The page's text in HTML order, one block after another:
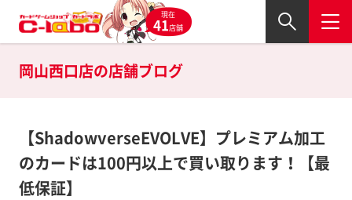
現在
41店舗
岡山西口店の店舗ブログ
【ShadowverseEVOLVE】プレミアム加工
のカードは100円以上で買い取ります！【最
低保証】